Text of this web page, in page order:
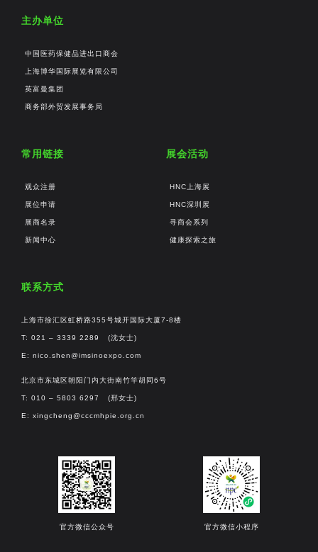
主办单位
中国医药保健品进出口商会
上海博华国际展览有限公司
英富曼集团
商务部外贸发展事务局
常用链接
观众注册
展位申请
展商名录
新闻中心
展会活动
HNC上海展
HNC深圳展
寻商会系列
健康探索之旅
联系方式
上海市徐汇区虹桥路355号城开国际大厦7-8楼
T: 021 – 3339 2289 (沈女士)
E: nico.shen@imsinoexpo.com
北京市东城区朝阳门内大街南竹竿胡同6号
T: 010 – 5803 6297 (邢女士)
E: xingcheng@cccmhpie.org.cn
官方微信公众号 官方微信小程序